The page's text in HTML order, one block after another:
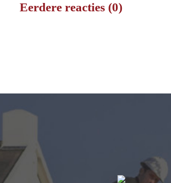
Eerdere reacties (0)